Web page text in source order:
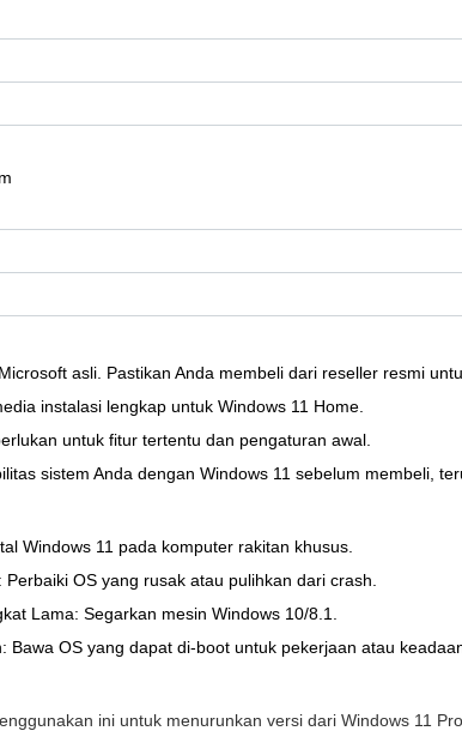
asli. Pastikan Anda membeli dari reseller resmi
instalasi lengkap untuk Windows 11 Home.
untuk fitur tertentu dan pengaturan awal.
sistem Anda dengan Windows 11 sebelum membeli,
Windows 11 pada komputer rakitan khusus.
Perbaiki OS yang rusak atau pulihkan dari crash.
Lama: Segarkan mesin Windows 10/8.1.
Bawa OS yang dapat di-boot untuk pekerjaan atau
ini untuk menurunkan versi dari Windows 11